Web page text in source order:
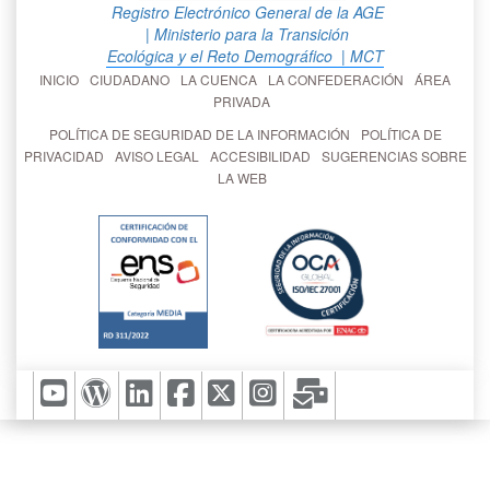
Registro Electrónico General de la AGE
| Ministerio para la Transición
Ecológica y el Reto Demográfico | MCT
INICIO CIUDADANO LA CUENCA LA CONFEDERACIÓN
ÁREA
PRIVADA
POLÍTICA DE SEGURIDAD DE LA INFORMACIÓN
POLÍTICA DE
PRIVACIDAD
AVISO LEGAL ACCESIBILIDAD
SUGERENCIAS SOBRE
LA WEB